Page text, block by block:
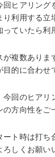
回ヒアリング
り利用する立
っていたら利
が複数ありま
目的に合わせ
今回のヒアリ
の方向性をご
ート時は打ち
ろしくお願い